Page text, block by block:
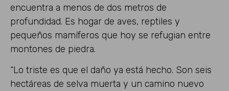
encuentra a menos de dos metros de
profundidad. Es hogar de aves, reptiles y
pequeños mamíferos que hoy se refugian entre
montones de piedra.
“Lo triste es que el daño ya está hecho. Son seis
hectáreas de selva muerta y un camino nuevo